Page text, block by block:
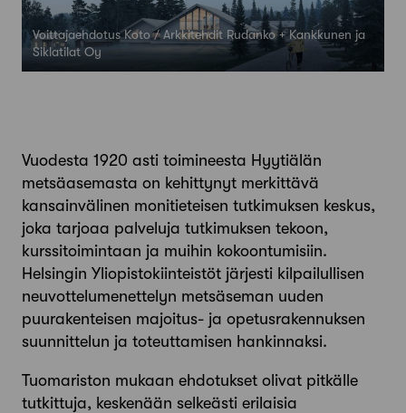
Voittajaehdotus Koto / Arkkitehdit Rudanko + Kankkunen ja
Siklatilat Oy
Vuodesta 1920 asti toimineesta Hyytiälän
metsäasemasta on kehittynyt merkittävä
kansainvälinen monitieteisen tutkimuksen keskus,
joka tarjoaa palveluja tutkimuksen tekoon,
kurssitoimintaan ja muihin kokoontumisiin.
Helsingin Yliopistokiinteistöt järjesti kilpailullisen
neuvottelumenettelyn metsäseman uuden
puurakenteisen majoitus- ja opetusrakennuksen
suunnittelun ja toteuttamisen hankinnaksi.
Tuomariston mukaan ehdotukset olivat pitkälle
tutkittuja, keskenään selkeästi erilaisia